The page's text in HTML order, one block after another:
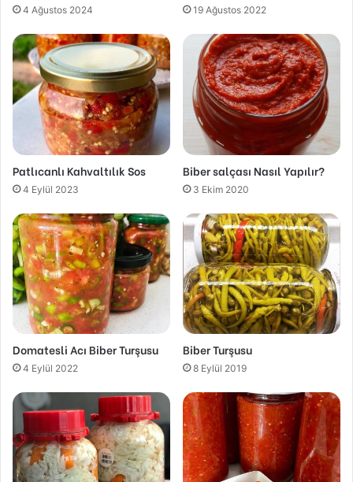
4 Ağustos 2024 19 Ağustos 2022
Patlıcanlı Kahvaltılık Sos
4 Eylül 2023
Biber salçası Nasıl Yapılır?
3 Ekim 2020
Domatesli Acı Biber Turşusu
4 Eylül 2022
Biber Turşusu
8 Eylül 2019